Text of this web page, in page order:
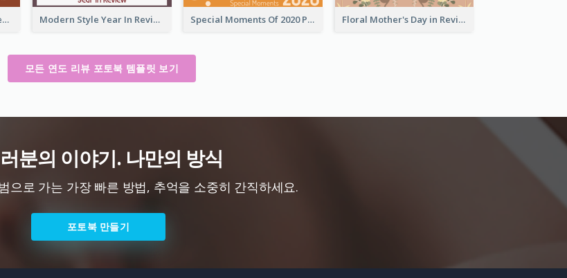
2021 Friends Year in Review Photo Book Modern Style Year In Review Photo Book Special Moments Of 2020 Photo Book Floral Mother's Day in Review Photo Book
모든 연도 리뷰 포토북 템플릿 보기
분의 이야기. 나만의 방식
으로 가는 가장 빠른 방법, 추억을 소중히 간직하세요.
포토북 만들기